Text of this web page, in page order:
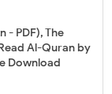
- PDF), The
Al-Quran by
Download